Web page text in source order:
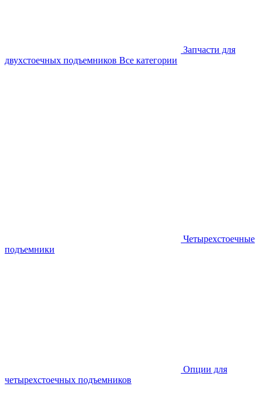
Запчасти для
двухстоечных подъемников Все категории
Четырехстоечные
подъемники
Опции для
четырехстоечных подъемников